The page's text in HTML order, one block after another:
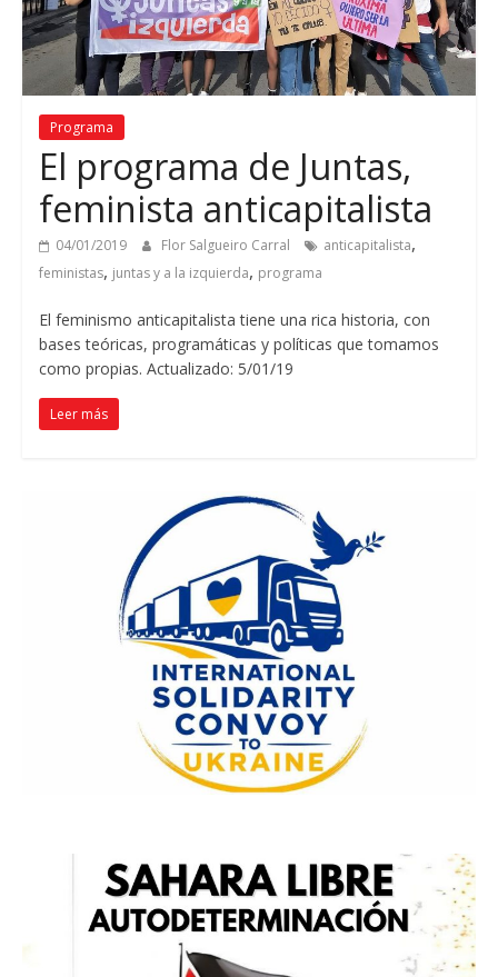
Programa
El programa de Juntas,
feminista anticapitalista
04/01/2019 Flor Salgueiro Carral anticapitalista,
feministas, juntas y a la izquierda, programa
El feminismo anticapitalista tiene una rica historia, con
bases teóricas, programáticas y políticas que tomamos
como propias. Actualizado: 5/01/19
Leer más